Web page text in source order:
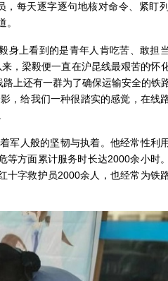
，每天逐字逐句地核对命令、紧盯
上看到的是青年人肯吃苦、敢担
，梁毅便一直在沪昆线最艰苦的怀
上还有一群为了确保运输安全的铁
，给我们一种很踏实的感觉，在线
人般的坚韧与执着。他经常性利
等方面累计服务时长达2000余小时
十字救护员2000余人，也经常为铁